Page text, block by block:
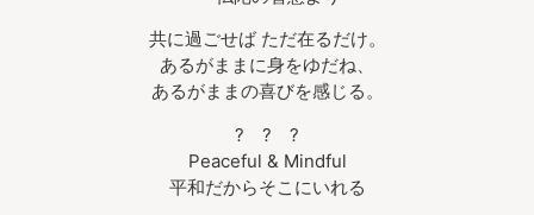
共に過ごせば ただ在るだけ。
あるがままに身をゆだね、
あるがままの喜びを感じる。
? ? ?
Peaceful & Mindful
平和だからそこにいれる